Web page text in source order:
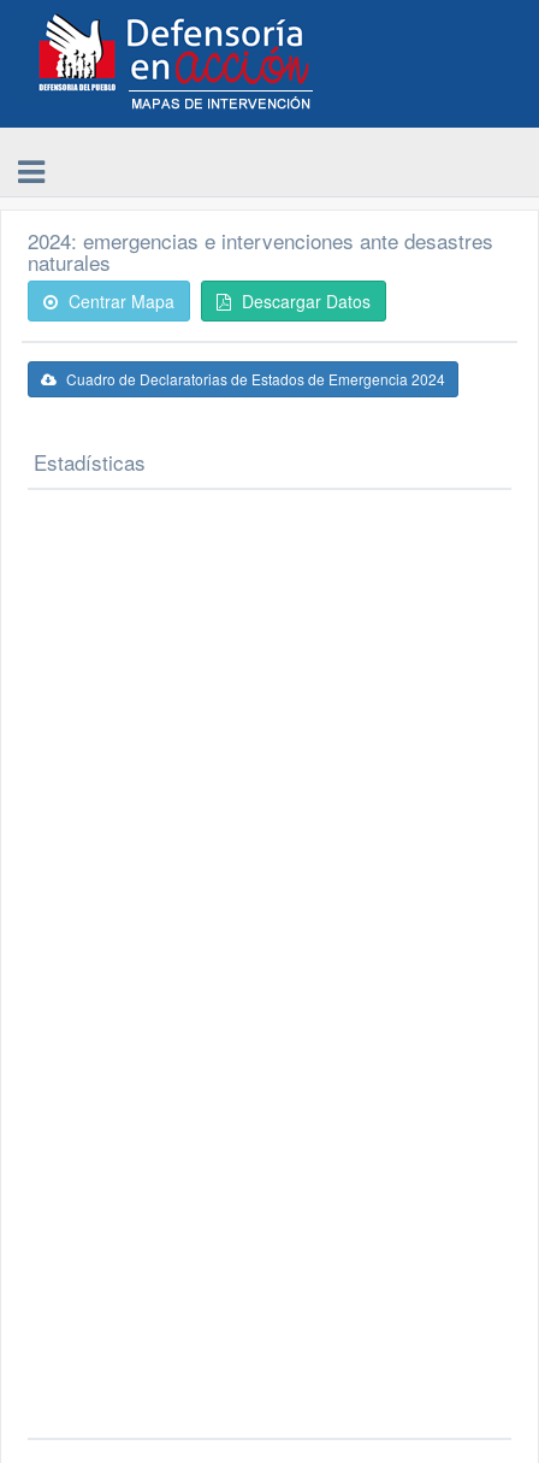
2024: emergencias e intervenciones ante desastres
naturales
Centrar Mapa Descargar Datos
Cuadro de Declaratorias de Estados de Emergencia 2024
Estadísticas